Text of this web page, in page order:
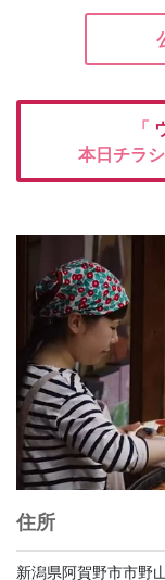
「
本日チラ
住所
新潟県阿賀野市市野